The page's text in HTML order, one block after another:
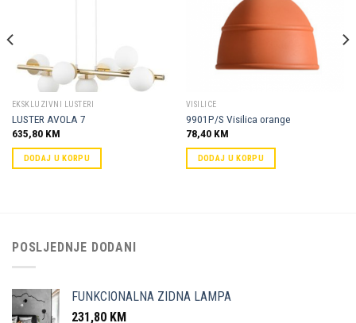
EKSKLUZIVNI LUSTERI
LUSTER AVOLA 7
635,80 KM
DODAJ U KORPU
omiljene
VISILICE
9901P/S Visilica orange
78,40 KM
DODAJ U KORPU
POSLJEDNJE DODANI
FUNKCIONALNA ZIDNA LAMPA
231,80 KM